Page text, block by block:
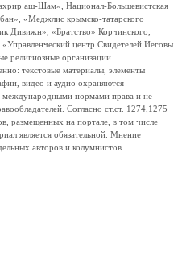
аш-Шам», Национал-Большевистская
«Меджлис крымско-татарского
Дивижн», «Братство» Корчинского,
центр Свидетелей Иеговы
религиозные организации.
текстовые материалы, элементы
видео и аудио охраняются
международными нормами права и не
Согласно ст.ст. 1274,1275
размещенных на портале, в том числе
является обязательной. Мнение
авторов и колумнистов.